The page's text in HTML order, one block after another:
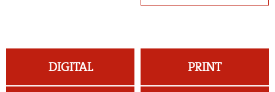
DIGITAL PRINT